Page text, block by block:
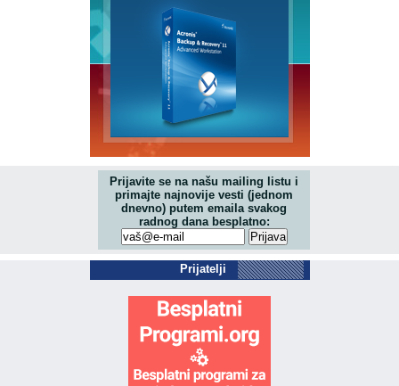
Prijavite se na našu mailing listu i
primajte najnovije vesti (jednom
dnevno) putem emaila svakog
radnog dana besplatno:
Prijatelji